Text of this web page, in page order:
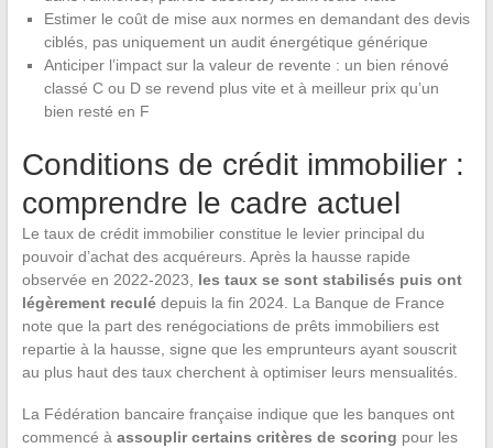
Estimer le coût de mise aux normes en demandant des devis
ciblés, pas uniquement un audit énergétique générique
Anticiper l’impact sur la valeur de revente : un bien rénové
classé C ou D se revend plus vite et à meilleur prix qu’un
bien resté en F
Conditions de crédit immobilier :
comprendre le cadre actuel
Le taux de crédit immobilier constitue le levier principal du
pouvoir d’achat des acquéreurs. Après la hausse rapide
observée en 2022-2023, les taux se sont stabilisés puis ont
légèrement reculédepuis la fin 2024. La Banque de France
note que la part des renégociations de prêts immobiliers est
repartie à la hausse, signe que les emprunteurs ayant souscrit
au plus haut des taux cherchent à optimiser leurs mensualités.
La Fédération bancaire française indique que les banques ont
commencé à assouplir certains critères de scoring pour les